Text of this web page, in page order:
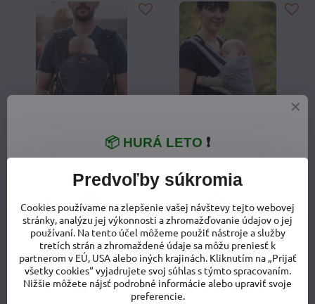
Manduca XT Denim Black
Toffee detský rastúci
Skladom u dodávateľa, expedícia
do 7 dní
193,90 €
Manduca XT Cotton Grey-
White detský rastúci
Skladom u dodávateľa, expedícia
do 7 dní
193,90 €
Predvoľby súkromia
Cookies používame na zlepšenie vašej návštevy tejto webovej
stránky, analýzu jej výkonnosti a zhromažďovanie údajov o jej
používaní. Na tento účel môžeme použiť nástroje a služby
tretích strán a zhromaždené údaje sa môžu preniesť k
partnerom v EÚ, USA alebo iných krajinách. Kliknutím na „Prijať
všetky cookies“ vyjadrujete svoj súhlas s týmto spracovaním.
Nižšie môžete nájsť podrobné informácie alebo upraviť svoje
preferencie.
📦 HURÁ LETO ❗